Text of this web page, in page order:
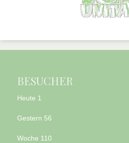
BESUCHER
Heute 1
Gestern 56
Woche 110